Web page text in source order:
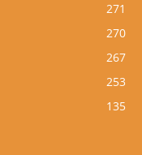
271
270
267
253
135